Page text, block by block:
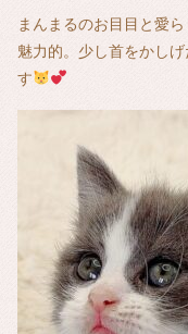
まんまるのお目目と愛
魅力的。少し首をかし
す